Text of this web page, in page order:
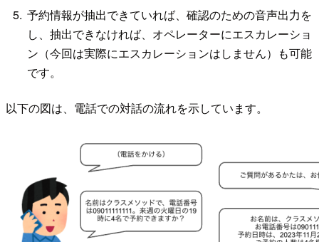
予約情報が抽出できていれば、確認のための音声出力を
し、抽出できなければ、オペレーターにエスカレーショ
ン（今回は実際にエスカレーションはしません）も可能
です。
以下の図は、電話での対話の流れを示しています。